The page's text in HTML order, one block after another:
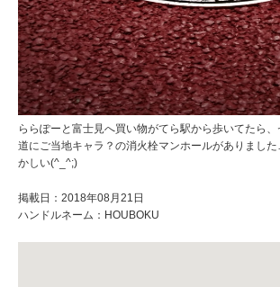
ららぽーと富士見へ買い物がてら駅から歩いてたら
道にご当地キャラ？の消火栓マンホールがありまし
かしい(^_^;)
掲載日：2018年08月21日
ハンドルネーム：HOUBOKU